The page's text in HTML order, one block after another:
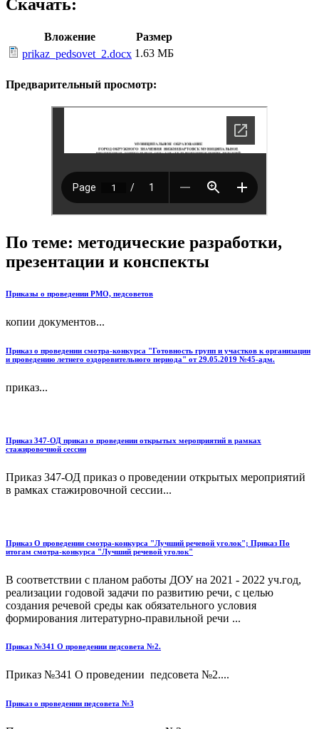
Скачать:
Вложение
Размер
prikaz_pedsovet_2.docx 1.63 МБ
Предварительный просмотр:
По теме: методические разработки,
презентации и конспекты
Приказы о проведении РМО, педсоветов
копии документов...
Приказ о проведении смотра-конкурса "Готовность групп и участков к организации
и проведению летнего оздоровительного периода" от 29.05.2019 №45-адм.
приказ...
Приказ 347-ОД приказ о проведении открытых мероприятий в рамках
стажировочной сессии
Приказ 347-ОД приказ о проведении открытых мероприятий
в рамках стажировочной сессии...
Приказ О проведении смотра-конкурса "Лучший речевой уголок"; Приказ По
итогам смотра-конкурса "Лучший речевой уголок"
В соответствии с планом работы ДОУ на 2021 - 2022 уч.год,
реализации годовой задачи по развитию речи, с целью
создания речевой среды как обязательного условия
формирования литературно-правильной речи ...
Приказ №341 О проведении педсовета №2.
Приказ №341 О проведении педсовета №2....
Приказ о проведении педсовета №3